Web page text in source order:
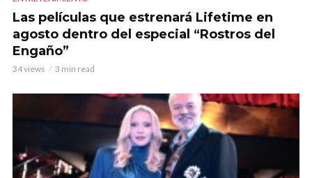
Las películas que estrenará Lifetime en
agosto dentro del especial “Rostros del
Engaño”
34 views 3 min read